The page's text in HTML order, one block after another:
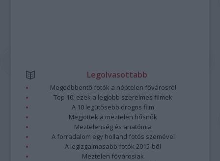
Legolvasottabb
Megdöbbentő fotók a néptelen fővárosról
Top 10: ezek a legjobb szerelmes filmek
A 10 legütősebb drogos film
Megjöttek a meztelen hősnők
Meztelenség és anatómia
A forradalom egy holland fotós szemével
A legizgalmasabb fotók 2015-ből
Meztelen fővárosiak